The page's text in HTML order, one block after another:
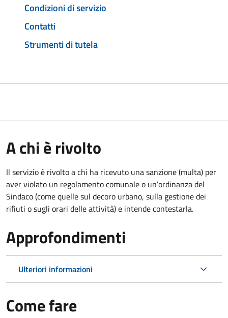
Condizioni di servizio
Contatti
Strumenti di tutela
A chi è rivolto
Il servizio è rivolto a chi ha ricevuto una sanzione (multa) per
aver violato un regolamento comunale o un’ordinanza del
Sindaco (come quelle sul decoro urbano, sulla gestione dei
rifiuti o sugli orari delle attività) e intende contestarla.
Approfondimenti
Ulteriori informazioni
Come fare